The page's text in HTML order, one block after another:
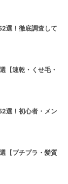
選！徹底調査して
【速乾・くせ毛・
選！初心者・メン
【プチプラ・髪質